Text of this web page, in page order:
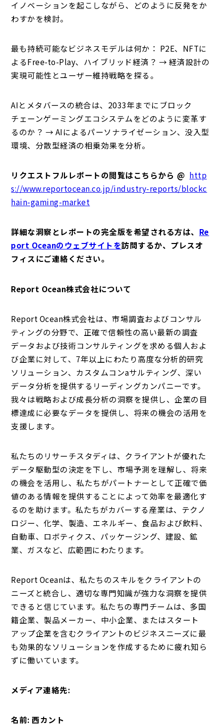
イノベーションを起こしながら、どのように反発をか
わすかを検討。
最も持続可能なビジネスモデルは何か： P2E、NFTに
よるFree-to-Play、ハイブリッド経済？ → 経済設計の
実現可能性とユーザー維持戦略を探る。
AIとメタバースの統合は、2033年までにブロック
チェーンゲーミングエコシステムをどのように変革す
るのか？ → AIによるパーソナライゼーション、没入型
環境、分散型経済の相乗効果を分析。
リクエストフルレポートの閲覧はこちらから @ http
s://www.reportocean.co.jp/industry-reports/blockc
hain-gaming-market
詳細な洞察とレポートの完全版を希望される方は、 Re
port Oceanのウェブサイトを訪問するか、プレスオ
フィスにご連絡ください。
Report Ocean株式会社について
Report Ocean株式会社は、市場調査およびコンサル
ティングの分野で、正確で信頼性の高い最新の調査
データおよび技術コンサルティングを求める個人およ
び企業に対して、7年以上にわたり高度な分析的研究
ソリューション、カスタムコンaサルティング、深い
データ分析を提供するリーディングカンパニーです。
我々は戦略および成長分析の洞察を提供し、企業の目
標達成に必要なデータを提供し、将来の機会の活用を
支援します。
私たちのリサーチスタディは、クライアントが優れた
データ駆動型の決定を下し、市場予測を理解し、将来
の機会を活用し、私たちがパートナーとして正確で価
値のある情報を提供することによって効率を最適化す
るのを助けます。私たちがカバーする産業は、テクノ
ロジー、化学、製造、エネルギー、食品および飲料、
自動車、ロボティクス、パッケージング、建設、鉱
業、ガスなど、広範囲にわたります。
Report Oceanは、私たちのスキルをクライアントの
ニーズと統合し、適切な専門知識が強力な洞察を提供
できると信じています。私たちの専門チームは、多国
籍企業、製品メーカー、中小企業、またはスタート
アップ企業を含むクライアントのビジネスニーズに最
も効果的なソリューションを作成するために疲れ知ら
ずに働いています。
メディア連絡先:
名前: 西カント